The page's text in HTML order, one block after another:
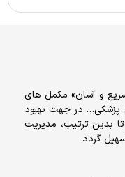
و آسان» مكمل هاى
پزشکی… در جهت بهبود
بدین ترتیب، مدیریت
گردد